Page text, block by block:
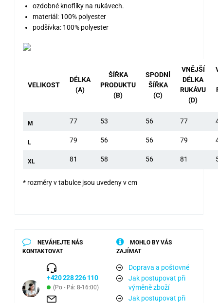
ozdobné knoflíky na rukávech.
materiál: 100% polyester
podšívka: 100% polyester
VELIKOST
DÉLKA
(A)
ŠÍŘKA
PRODUKTU
(B)
SPODNÍ
ŠÍŘKA
(C)
VNĚJŠÍ
DÉLKA
RUKÁVU
(D)
M 77 53 56 77
L 79 56 56 79
XL 81 58 56 81
* rozměry v tabulce jsou uvedeny v cm
NEVÁHEJTE NÁS
KONTAKTOVAT
+420 228 226 110
(Po - Pá: 8-16:00)
MOHLO BY VÁS
ZAJÍMAT
Doprava a poštovné
Jak postupovat při
výměně zboží
Jak postupovat při